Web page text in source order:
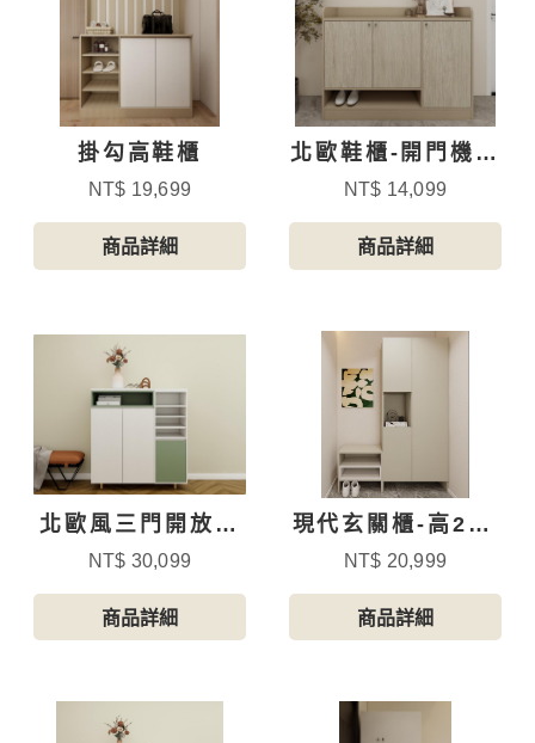
掛勾高鞋櫃
NT$ 19,699
商品詳細
北歐鞋櫃-開門機能
型半高鞋櫃
NT$ 14,099
商品詳細
北歐風三門開放格
跳色玄關鞋櫃
NT$ 30,099
商品詳細
現代玄關櫃-高210
公分含穿鞋凳
NT$ 20,999
商品詳細